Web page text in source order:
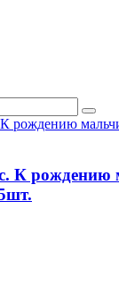
К рождению